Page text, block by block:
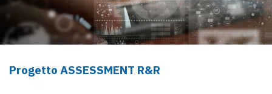
Progetto ASSESSMENT R&R